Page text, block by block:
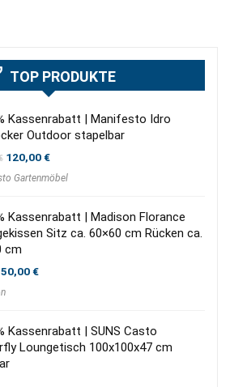
TOP PRODUKTE
Kassenrabatt | Manifesto Idro
Outdoor stapelbar
Ursprünglicher
war:
120,00€Aktueller
ist:
Gartenmöbel
Kassenrabatt | Madison Florance
Sitz ca. 60×60 cm Rücken ca.
cm
Ursprünglicher
war:
50,00€Aktueller
Kassenrabatt | SUNS Casto
Loungetisch 100x100x47 cm